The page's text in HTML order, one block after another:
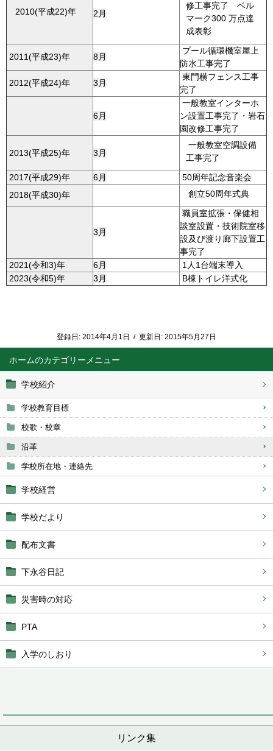
ホーム
学校紹介
学校教育目標
校歌・校章
沿革
学校所在地・連絡先
学校経営
学校だより
配布文書
下永谷日記
災害時の対応
PTA
入学のしおり
リンク集
2010(平成22)年 2月
修工事完了 ベル
マーク300 万点達
成表彰
2011(平成23)年 8月
プール循環機室屋上
防水工事完了
2012(平成24)年
3月
東門横フェンス工事
完了
6月
一般教室インターホ
ン設置工事完了・岩石
園改修工事完了
2013(平成25)年 3月
一般教室空調設備
工事完了
2017(平成29)年
6月
50周年記念音楽会
2018(平成30)年
創立50周年式典
3月
職員室拡張・保健相
談室設置・技術院室移
設及び渡り廊下設置工
事完了
2021(令和3)年
6月
1人1台端末導入
2023(令和5)年
3月 B棟トイレ洋式化
登録日: 2014年4月1日 / 更新日: 2015年5月27日